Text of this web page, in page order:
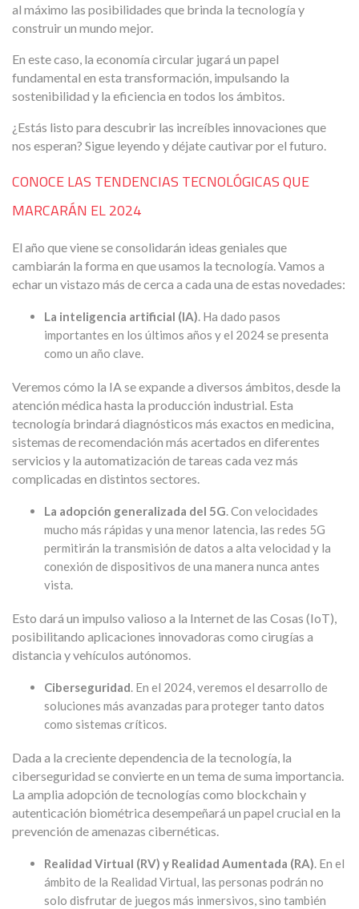
al máximo las posibilidades que brinda la tecnología y
construir un mundo mejor.
En este caso, la economía circular jugará un papel
fundamental en esta transformación, impulsando la
sostenibilidad y la eficiencia en todos los ámbitos.
¿Estás listo para descubrir las increíbles innovaciones que
nos esperan? Sigue leyendo y déjate cautivar por el futuro.
CONOCE LAS TENDENCIAS TECNOLÓGICAS QUE
MARCARÁN EL 2024
El año que viene se consolidarán ideas geniales que
cambiarán la forma en que usamos la tecnología. Vamos a
echar un vistazo más de cerca a cada una de estas novedades:
La inteligencia artificial (IA). Ha dado pasos
importantes en los últimos años y el 2024 se presenta
como un año clave.
Veremos cómo la IA se expande a diversos ámbitos, desde la
atención médica hasta la producción industrial. Esta
tecnología brindará diagnósticos más exactos en medicina,
sistemas de recomendación más acertados en diferentes
servicios y la automatización de tareas cada vez más
complicadas en distintos sectores.
La adopción generalizada del 5G. Con velocidades
mucho más rápidas y una menor latencia, las redes 5G
permitirán la transmisión de datos a alta velocidad y la
conexión de dispositivos de una manera nunca antes
vista.
Esto dará un impulso valioso a la Internet de las Cosas (IoT),
posibilitando aplicaciones innovadoras como cirugías a
distancia y vehículos autónomos.
Ciberseguridad. En el 2024, veremos el desarrollo de
soluciones más avanzadas para proteger tanto datos
como sistemas críticos.
Dada a la creciente dependencia de la tecnología, la
ciberseguridad se convierte en un tema de suma importancia.
La amplia adopción de tecnologías como blockchain y
autenticación biométrica desempeñará un papel crucial en la
prevención de amenazas cibernéticas.
Realidad Virtual (RV) y Realidad Aumentada (RA). En el
ámbito de la Realidad Virtual, las personas podrán no
solo disfrutar de juegos más inmersivos, sino también